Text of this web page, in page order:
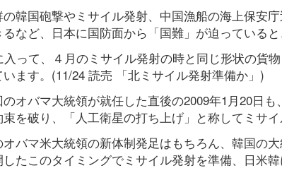
韓国砲撃やミサイル発射、中国漁船の海上保安
など、日本に国防面から「国難」が迫っている
って、４月のミサイル発射の時と同じ形状の貨
ます。(11/24 読売 「北ミサイル発射準備か」)
オバマ大統領が就任した直後の2009年1月20日
を破り、「人工衛星の打ち上げ」と称してミサ
バマ米大統領の新体制発足はもちろん、韓国の
たこのタイミングでミサイル発射を準備、日米